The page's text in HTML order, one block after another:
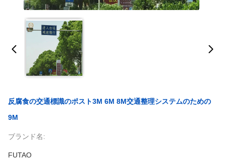
反腐食の交通標識のポスト3M 6M 8M交通整理システムのための
9M
ブランド名:
FUTAO